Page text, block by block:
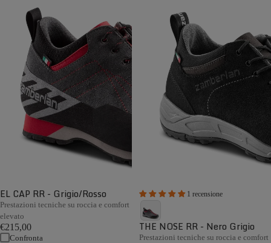
EL CAP RR - Grigio/Rosso
Prestazioni tecniche su roccia e comfort
elevato
€215,00
Confronta
1 recensione
THE NOSE RR - Nero Grigio
Prestazioni tecniche su roccia e comfort